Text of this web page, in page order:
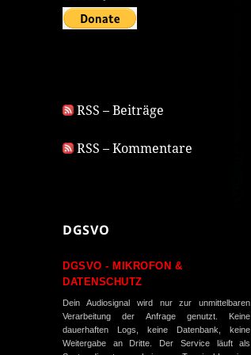
RSS – Beiträge
RSS – Kommentare
DGSVO
DGSVO - MIKROFON &
DATENSCHUTZ
Dein Audiosignal wird nur zur unmittelbaren
Verarbeitung der Anfrage genutzt. Keine
dauerhaften Logs, keine Datenbank, keine
Weitergabe an Dritte. Der Service läuft als